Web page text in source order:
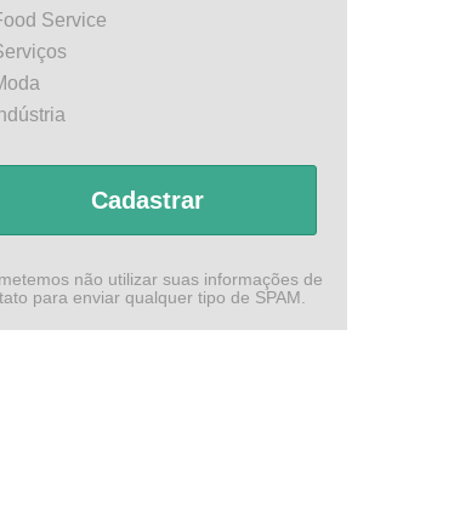
Service
Cadastrar
não utilizar suas informações de
para enviar qualquer tipo de SPAM.